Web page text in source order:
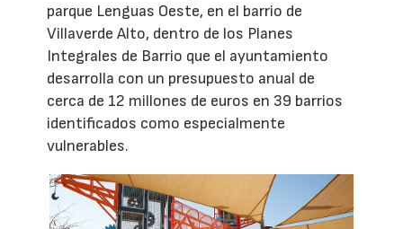
parque Lenguas Oeste, en el barrio de
Villaverde Alto, dentro de los Planes
Integrales de Barrio que el ayuntamiento
desarrolla con un presupuesto anual de
cerca de 12 millones de euros en 39 barrios
identificados como especialmente
vulnerables.